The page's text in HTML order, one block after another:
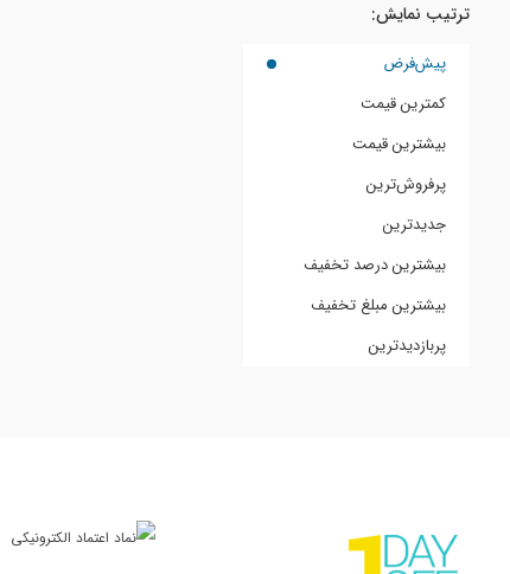
ترتیب نمایش:
پیش‌فرض
کمترین قیمت
بیشترین قیمت
پرفروش‌ترین
جدیدترین
بیشترین درصد تخفیف
بیشترین مبلغ تخفیف
پربازدیدترین